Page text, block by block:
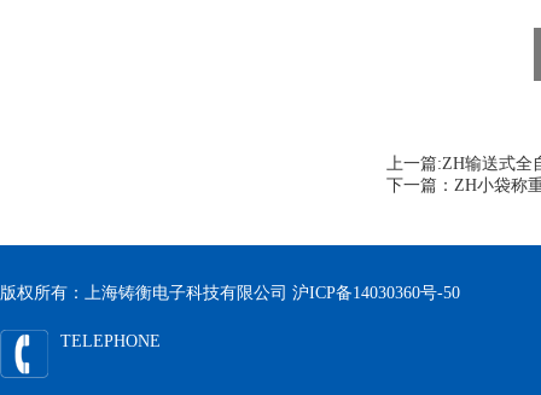
上一篇:ZH输送式全
下一篇： ZH小袋称
版权所有：上海铸衡电子科技有限公司 沪ICP备14030360号-50
TELEPHONE